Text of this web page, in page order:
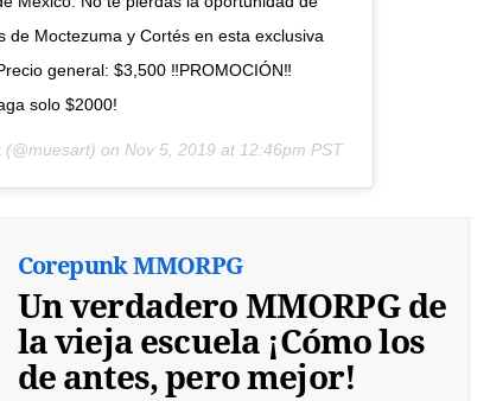
de Moctezuma y Cortés en esta exclusiva
general: $3,500 ‼️PROMOCIÓN‼️
solo $2000!
(@muesart) on Nov 5, 2019 at 12:46pm PST
Corepunk MMORPG
Un verdadero MMORPG de
la vieja escuela ¡Cómo los
de antes, pero mejor!